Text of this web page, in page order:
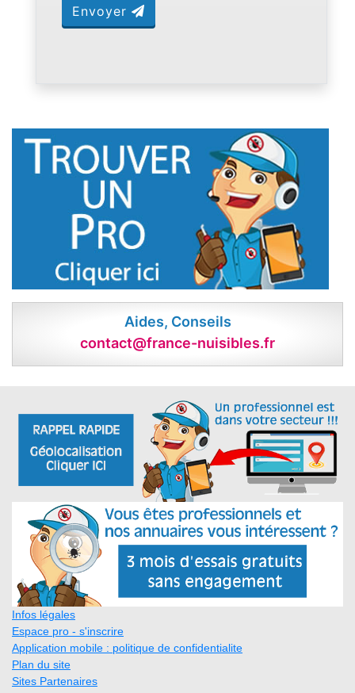
Envoyer
Aides, Conseils
contact@france-nuisibles.fr
Infos légales
Espace pro - s'inscrire
Application mobile : politique de confidentialite
Plan du site
Sites Partenaires